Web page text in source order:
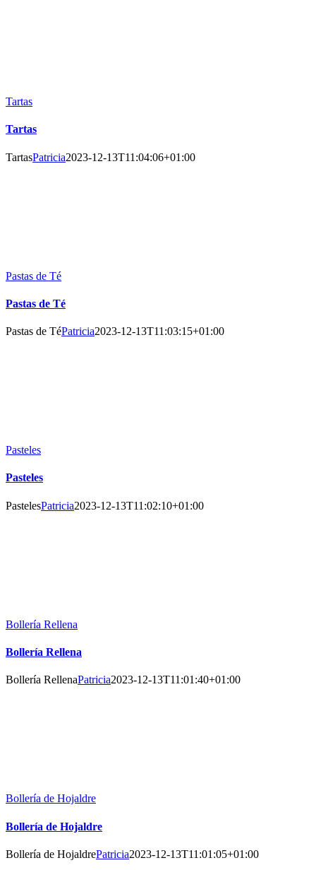
Tartas
Tartas
TartasPatricia2023-12-13T11:04:06+01:00
Pastas de Té
Pastas de Té
Pastas de TéPatricia2023-12-13T11:03:15+01:00
Pasteles
Pasteles
PastelesPatricia2023-12-13T11:02:10+01:00
Bollería Rellena
Bollería Rellena
Bollería RellenaPatricia2023-12-13T11:01:40+01:00
Bollería de Hojaldre
Bollería de Hojaldre
Bollería de HojaldrePatricia2023-12-13T11:01:05+01:00